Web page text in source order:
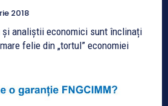
2018
și analiștii economici sunt înclinați
felie din „tortul” economiei